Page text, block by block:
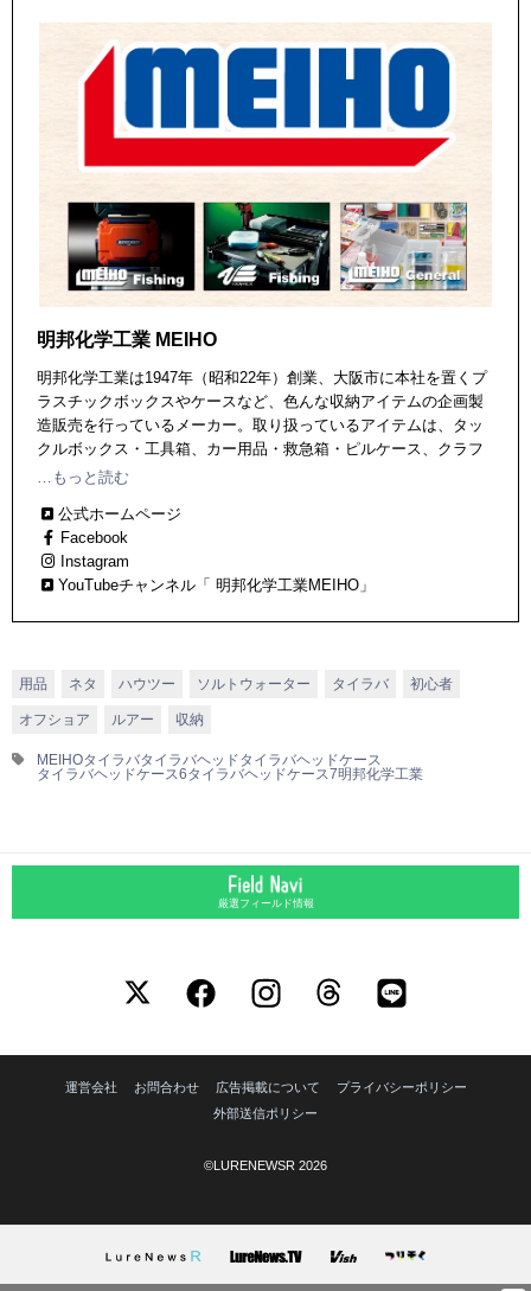
明邦化学工業 MEIHO
明邦化学工業は1947年（昭和22年）創業、大阪市に本社を置くプ
ラスチックボックスやケースなど、色んな収納アイテムの企画製
造販売を行っているメーカー。取り扱っているアイテムは、タッ
クルボックス・工具箱、カー用品・救急箱・ピルケース、クラフ
トケース・各種スプレー・各種ケミカル商品など。 主に
ランドを展開。「FishingMEIHO」「FishingVERSUS」の２つは
釣り専門ブランドでバケットマウスシリーズやランガンシステム
ボックスシリーズなどが人気！
…もっと読む
公式ホームページ
Facebook
Instagram
YouTubeチャンネル「 明邦化学工業MEIHO」
用品 ネタ ハウツー ソルトウォーター タイラバ 初心者
オフショア ルアー 収納
MEIHOタイラバタイラバヘッドタイラバヘッドケース
タイラバヘッドケース6タイラバヘッドケース7明邦化学工業
厳選フィールド情報
運営会社 お問合わせ 広告掲載について
プライバシーポリシー
外部送信ポリシー
©LURENEWSR 2026